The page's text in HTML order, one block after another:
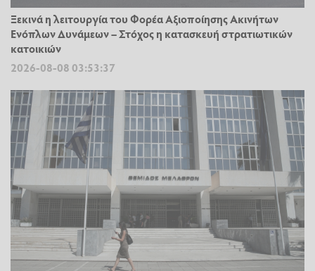
Ξεκινά η λειτουργία του Φορέα Αξιοποίησης Ακινήτων
Ενόπλων Δυνάμεων – Στόχος η κατασκευή στρατιωτικών
κατοικιών
2026-08-08 03:53:37